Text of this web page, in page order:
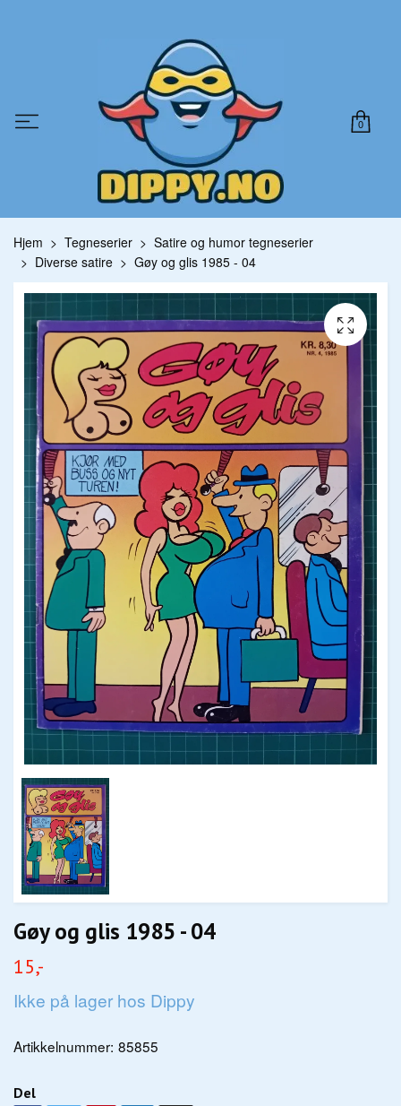
0
Hjem Tegneserier
Satire og humor tegneserier
Diverse satire
Gøy og glis 1985 - 04
Gøy og glis 1985 - 04
15,-
Ikke på lager hos Dippy
Artikkelnummer: 85855
Del